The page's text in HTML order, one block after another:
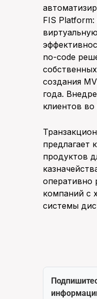
FIS
no-code
создания
года.
клиентов
предлагает
продуктов
оперативно
компаний с
системы